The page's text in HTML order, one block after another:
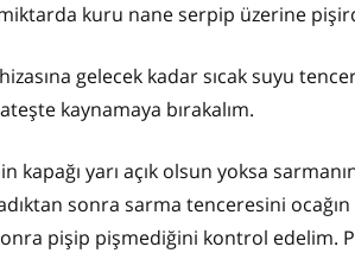
kuru nane serpip üzerine
gelecek kadar sıcak suyu
kaynamaya bırakalım.
kapağı yarı açık olsun yoksa
sonra sarma tenceresini ocağın
pişip pişmediğini kontrol edelim.